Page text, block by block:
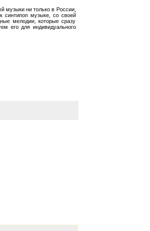
музыки ни только в России,
синтипоп музыке, со своей
мелодии, которые сразу
его для индивидуального